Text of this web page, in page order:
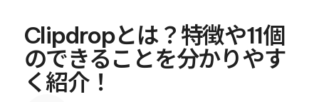
Clipdropとは？特徴や11個
のできることを分かりやす
く紹介！